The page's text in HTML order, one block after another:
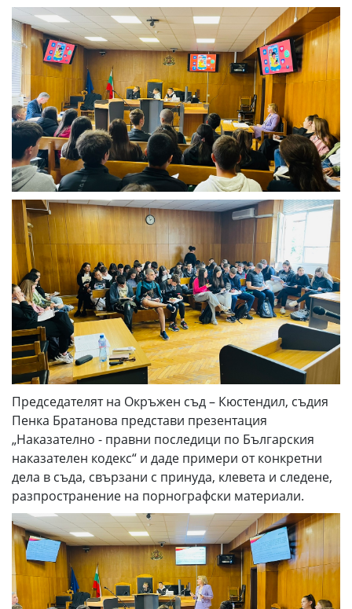
Председателят на Окръжен съд – Кюстендил, съдия
Пенка Братанова представи презентация
„Наказателно - правни последици по Българския
наказателен кодекс“ и даде примери от конкретни
дела в съда, свързани с принуда, клевета и следене,
разпространение на порнографски материали.